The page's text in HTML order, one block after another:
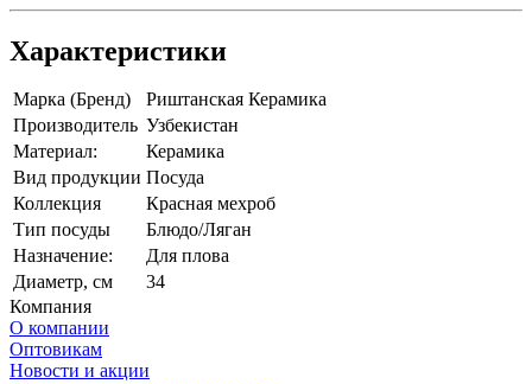
Характеристики
Марка (Бренд)
Риштанская Керамика
Производитель Узбекистан
Материал:
Керамика
Вид продукции Посуда
Коллекция
Красная мехроб
Тип посуды
Блюдо/Ляган
Назначение:
Для плова
Диаметр, см
34
Компания
О компании
Оптовикам
Новости и акции